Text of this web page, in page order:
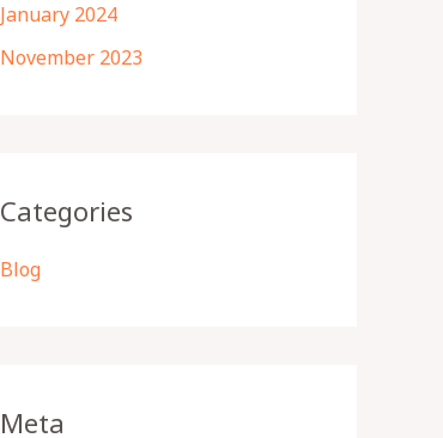
January 2024
November 2023
Categories
Blog
Meta